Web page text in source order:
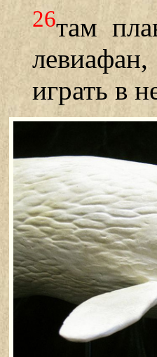
26там
играть в